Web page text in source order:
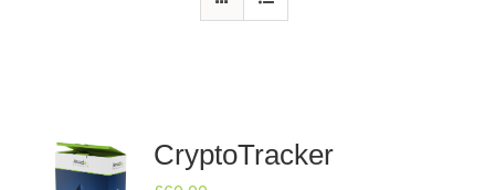
CryptoTracker